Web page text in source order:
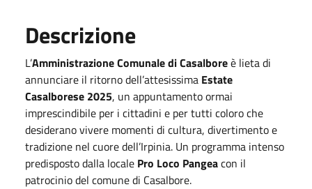
Descrizione
L’Amministrazione Comunale di Casalboreè lieta di
annunciare il ritorno dell’attesissima Estate
Casalborese 2025, un appuntamento ormai
imprescindibile per i cittadini e per tutti coloro che
desiderano vivere momenti di cultura, divertimento e
tradizione nel cuore dell’Irpinia. Un programma intenso
predisposto dalla locale Pro Loco Pangeacon il
patrocinio del comune di Casalbore.